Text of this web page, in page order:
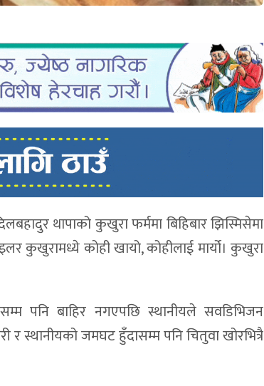
थापाको कुखुरा फर्ममा बिहिबार झिस्मिसेमा
कुखुरामध्ये कोही खायो, कोहीलाई मार्यो। कुखुरा
पनि बाहिर नगएपछि स्थानीयले सवडिभिजन
र स्थानीयको जमघट हुँदासम्म पनि चितुवा खोरभित्रै